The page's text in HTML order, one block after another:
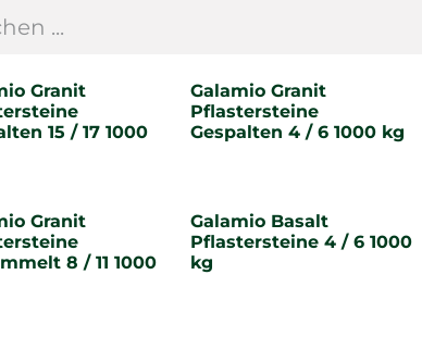
Granit
15 / 17 1000
Galamio Granit
Pflastersteine
Gespalten 4 / 6 1000 kg
Granit
8 / 11 1000
Galamio Basalt
Pflastersteine 4 / 6 1000
kg